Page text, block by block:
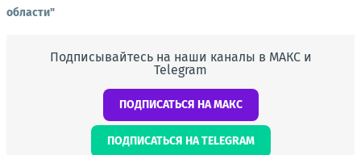
области"
Подписывайтесь на наши каналы в МАКС и
Telegram
ПОДПИСАТЬСЯ НА МАКС
ПОДПИСАТЬСЯ НА TELEGRAM